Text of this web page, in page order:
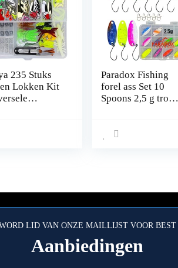
235 Stuks
Lokken Kit
Inclusief
met Tackle
Paradox Fishing
forel ass Set 10
Spoons 2,5 g trout
lokaas set voor
LID VAN ONZE MAILLIJST VOOR BEST
Aanbiedingen